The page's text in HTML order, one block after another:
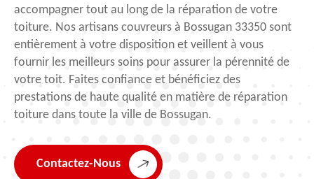
accompagner tout au long de la réparation de votre
toiture. Nos artisans couvreurs à Bossugan 33350 sont
entièrement à votre disposition et veillent à vous
fournir les meilleurs soins pour assurer la pérennité de
votre toit. Faites confiance et bénéficiez des
prestations de haute qualité en matière de réparation
toiture dans toute la ville de Bossugan.
Contactez-Nous